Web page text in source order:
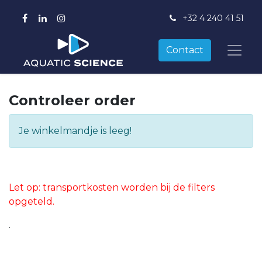
+32 4 240 41 51
Contact
Controleer order
Je winkelmandje is leeg!
Let op: transportkosten worden bij de filters
opgeteld.
.